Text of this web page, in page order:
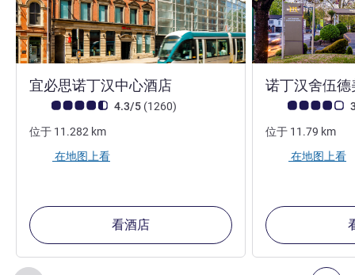
宜必思诺丁汉中心酒店
客户意见评级 (ALL 评级)
4.3/5 (1260评论
)
位于 11.282 km
在地图上看
看酒店
诺丁汉舍伍
客户意见评级
位于 11.79 km
在地图上看